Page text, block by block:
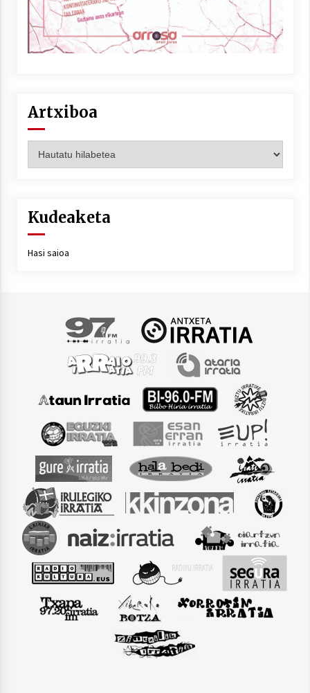
Artxiboa
Kudeaketa
Hasi saioa